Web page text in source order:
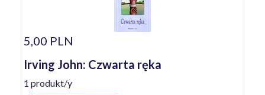
5,00 PLN
Irving John: Czwarta ręka
1 produkt/y